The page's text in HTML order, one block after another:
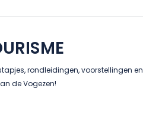
rondleidingen, voorstellingen en
de Vogezen!